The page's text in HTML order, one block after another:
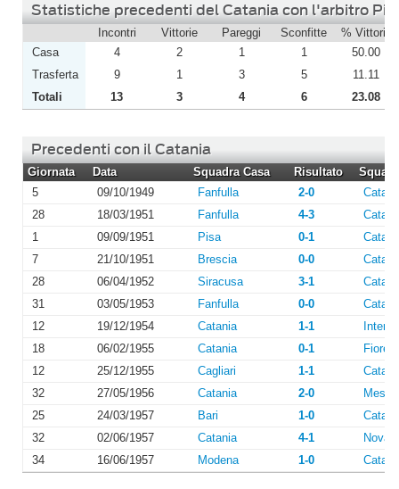
Statistiche precedenti del Catania con l'arbitro
Incontri Vittorie Pareggi Sconfitte % Vittorie
Casa
4 2 1 1
50.00
Trasferta
9 1 3 5
11.11
Totali
13 3 4 6 23.08
Precedenti con il Catania
Giornata Data Squadra Casa Risultato
5
09/10/1949 Fanfulla 2-0
28
18/03/1951 Fanfulla 4-3
1
09/09/1951 Pisa 0-1
7
21/10/1951 Brescia 0-0
28
06/04/1952 Siracusa 3-1
31
03/05/1953 Fanfulla 0-0
12
19/12/1954 Catania 1-1
Inter
18
06/02/1955 Catania 0-1
12
25/12/1955 Cagliari 1-1
32
27/05/1956 Catania 2-0
25
24/03/1957 Bari 1-0
32
02/06/1957 Catania 4-1
Novara
34
16/06/1957 Modena 1-0